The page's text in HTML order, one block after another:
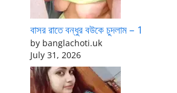
বাসর রাতে বন্ধুর বউকে চুদলাম – 1
by banglachoti.uk
July 31, 2026